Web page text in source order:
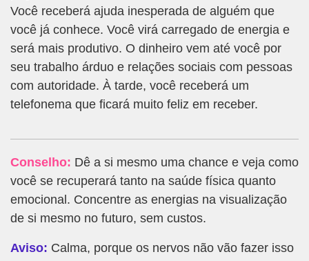
Você receberá ajuda inesperada de alguém que
você já conhece. Você virá carregado de energia e
será mais produtivo. O dinheiro vem até você por
seu trabalho árduo e relações sociais com pessoas
com autoridade. À tarde, você receberá um
telefonema que ficará muito feliz em receber.
Conselho: Dê a si mesmo uma chance e veja como
você se recuperará tanto na saúde física quanto
emocional. Concentre as energias na visualização
de si mesmo no futuro, sem custos.
Aviso: Calma, porque os nervos não vão fazer isso